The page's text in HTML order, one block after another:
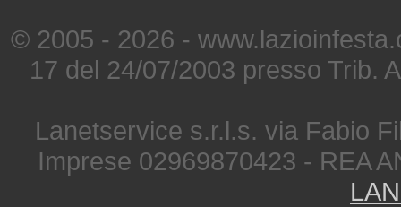
© 2005 - 2026 -
17 del 24/07/2003 presso Trib.
Lanetservice s.r.l.s. via Fabio
Imprese 02969870423 - REA